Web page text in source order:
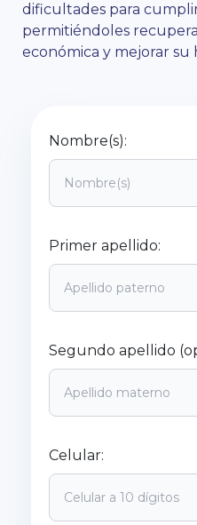
dificultades para
permitiéndoles
económica y mejorar su
Nombre(s):
Primer apellido:
Segundo apellido
Celular: